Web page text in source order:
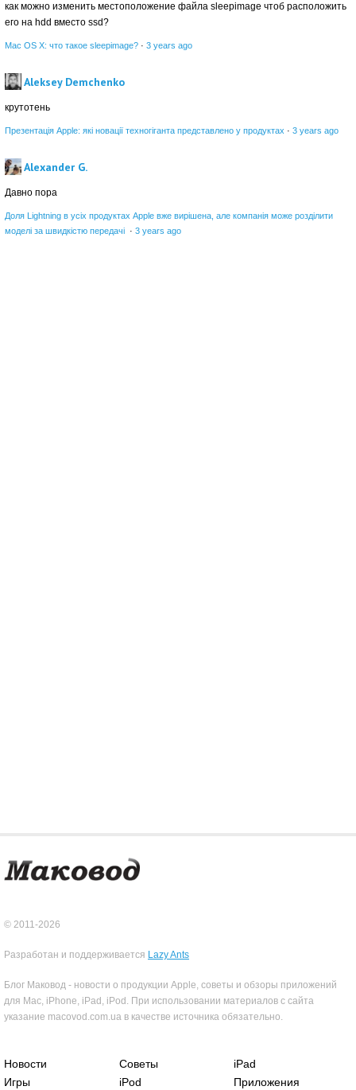
как можно изменить местоположение файла sleepimage чтоб расположить
его на hdd вместо ssd?
Mac OS X: что такое sleepimage? · 3 years ago
Aleksey Demchenko
крутотень
Презентація Apple: які новації техногіганта представлено у продуктах · 3 years ago
Alexander G.
Давно пора
Доля Lightning в усіх продуктах Apple вже вирішена, але компанія може розділити
моделі за швидкістю передачі · 3 years ago
© 2011-2026
Разработан и поддерживается Lazy Ants
Блог Маковод - новости о продукции Apple, советы и обзоры приложений
для Mac, iPhone, iPad, iPod. При использовании материалов с сайта
указание macovod.com.ua в качестве источника обязательно.
Новости Советы
iPad
Игры
iPod Приложения